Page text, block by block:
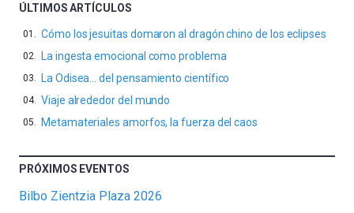
ÚLTIMOS ARTÍCULOS
Cómo los jesuitas domaron al dragón chino de los eclipses
La ingesta emocional como problema
La Odisea… del pensamiento científico
Viaje alrededor del mundo
Metamateriales amorfos, la fuerza del caos
PRÓXIMOS EVENTOS
Bilbo Zientzia Plaza 2026